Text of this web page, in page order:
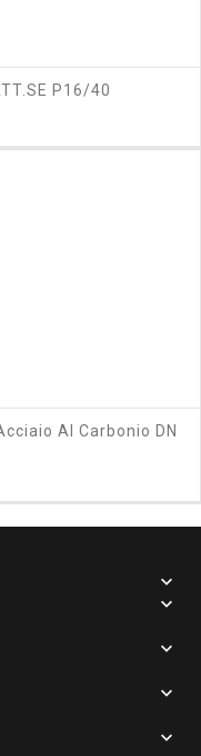
P16/40
Al Carbonio DN




